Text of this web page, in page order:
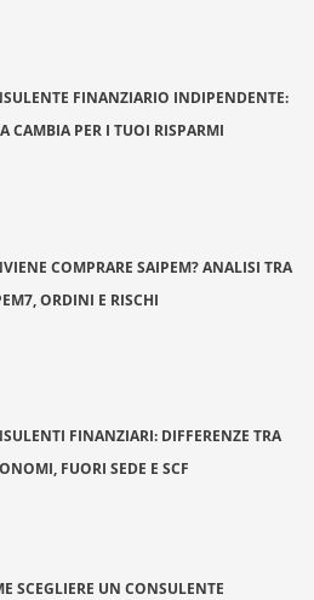
FINANZIARIO INDIPENDENTE:
CAMBIA PER I TUOI RISPARMI
COMPRARE SAIPEM? ANALISI TRA
ORDINI E RISCHI
FINANZIARI: DIFFERENZE TRA
FUORI SEDE E SCF
SCEGLIERE UN CONSULENTE